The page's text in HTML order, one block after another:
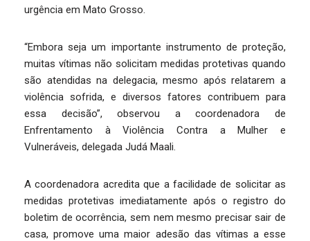
urgência em Mato Grosso.
“Embora seja um importante instrumento de proteção,
muitas vítimas não solicitam medidas protetivas quando
são atendidas na delegacia, mesmo após relatarem a
violência sofrida, e diversos fatores contribuem para
essa decisão”, observou a coordenadora de
Enfrentamento à Violência Contra a Mulher e
Vulneráveis, delegada Judá Maali.
A coordenadora acredita que a facilidade de solicitar as
medidas protetivas imediatamente após o registro do
boletim de ocorrência, sem nem mesmo precisar sair de
casa, promove uma maior adesão das vítimas a esse